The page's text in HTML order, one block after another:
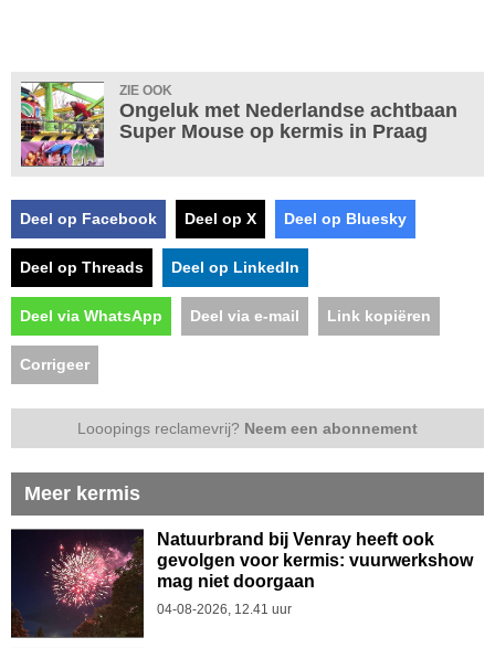
ZIE OOK
Ongeluk met Nederlandse achtbaan
Super Mouse op kermis in Praag
Deel op Facebook Deel op X Deel op Bluesky
Deel op Threads Deel op LinkedIn
Deel via WhatsApp Deel via e-mail Link kopiëren
Corrigeer
Looopings reclamevrij? Neem een abonnement
Meer kermis
Natuurbrand bij Venray heeft ook
gevolgen voor kermis: vuurwerkshow
mag niet doorgaan
04-08-2026, 12.41 uur